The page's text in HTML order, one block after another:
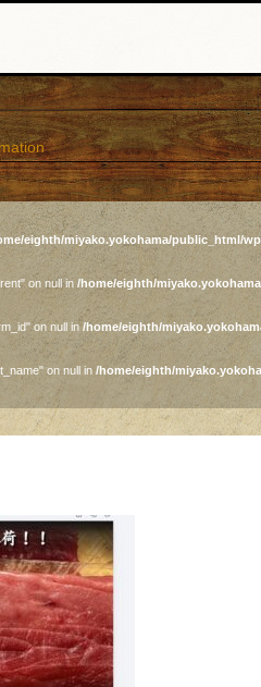
eighth/miyako.yokohama/public_html/
on null in/home/eighth/
on null in/home/eighth/
on null in /home/eighth/